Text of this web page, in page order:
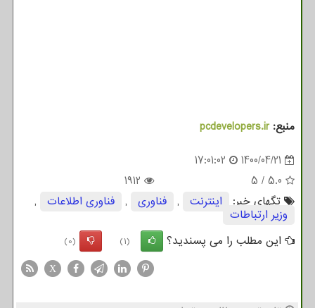
منبع:pcdevelopers.ir
1400/04/21
17:01:02
5.0
/
5
1912
تگهای خبر:
اینترنت , فناوری , فناوری اطلاعات ,
وزیر ارتباطات
این مطلب را می پسندید؟
(1)
(0)
X